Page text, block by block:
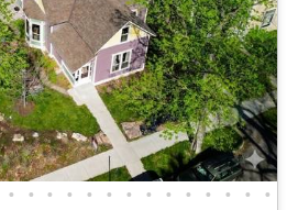
• • • • • • • • • • • • • •